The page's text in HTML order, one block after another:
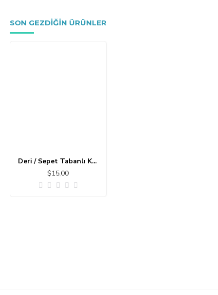
SON GEZDIĞIN ÜRÜNLER
Deri / Sepet Tabanlı Klasik Halı MS109
$15,00